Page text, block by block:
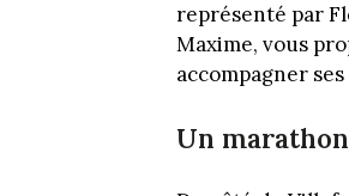
représenté par
Maxime, vous
accompagner
Un